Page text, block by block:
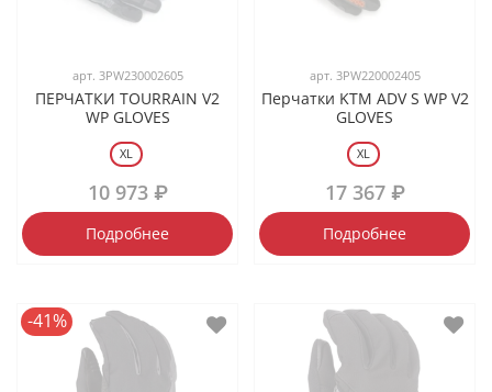
арт. 3PW230002605
ПЕРЧАТКИ TOURRAIN V2
WP GLOVES
XL
10 973 ₽
Подробнее
арт. 3PW220002405
Перчатки KTM ADV S WP V2
GLOVES
XL
17 367 ₽
Подробнее
-41%